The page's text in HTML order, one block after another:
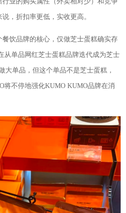
，折扣率更低，实收更高。
饮品牌的核心，仅做芝士蛋糕确实存
从单品网红芝士蛋糕品牌迭代成为芝士
大单品，但这个单品不是芝士蛋糕，
将不停地强化KUMO KUMO品牌在消